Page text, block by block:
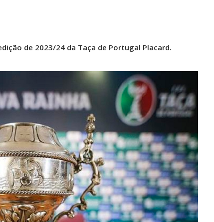
de 2023/24 da Taça de Portugal Placard.